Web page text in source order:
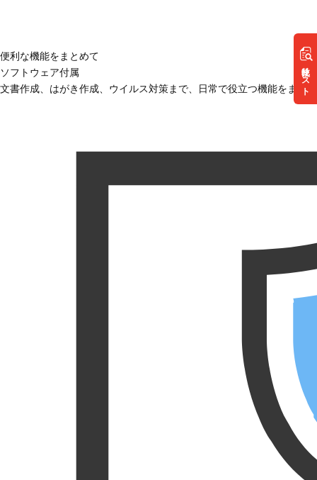
リスト
便利な機能をまとめて
ソフトウェア付属
文書作成、はがき作成、ウイルス対策まで、日常で役立つ機能をまと